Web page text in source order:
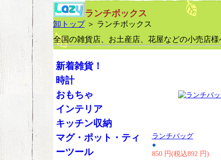
ランチボックス
卸トップ＞ ランチボックス
全国の雑貨店、お土産店、花屋などの小売店
ランチバッグ
●
850 円(税込892 円)
新着雑貨！
時計
おもちゃ
インテリア
キッチン収納
マグ・ポット・ティ
ーツール